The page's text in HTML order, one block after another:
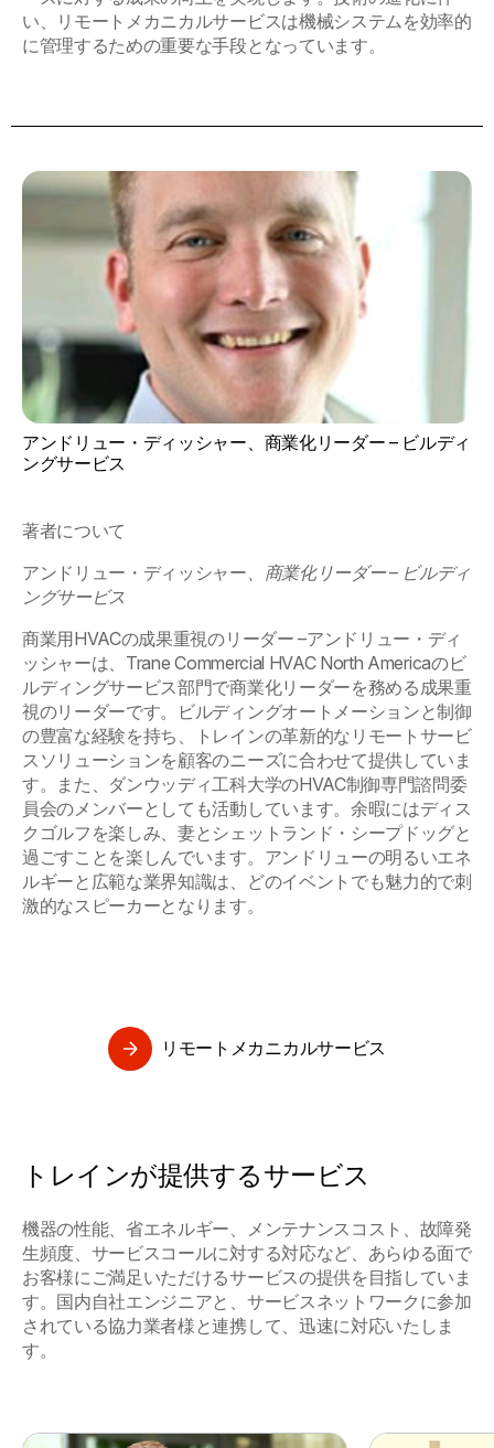
い、リモートメカニカルサービスは機械システムを効率的
に管理するための重要な手段となっています。
アンドリュー・ディッシャー、商業化リーダー – ビルディ
ングサービス
著者について
アンドリュー・ディッシャー、商業化リーダー – ビルディ
ングサービス
商業用HVACの成果重視のリーダー –アンドリュー・ディ
ッシャーは、Trane Commercial HVAC North Americaのビ
ルディングサービス部門で商業化リーダーを務める成果重
視のリーダーです。ビルディングオートメーションと制御
の豊富な経験を持ち、トレインの革新的なリモートサービ
スソリューションを顧客のニーズに合わせて提供していま
す。また、ダンウッディ工科大学のHVAC制御専門諮問委
員会のメンバーとしても活動しています。余暇にはディス
クゴルフを楽しみ、妻とシェットランド・シープドッグと
過ごすことを楽しんでいます。アンドリューの明るいエネ
ルギーと広範な業界知識は、どのイベントでも魅力的で刺
激的なスピーカーとなります。
リモートメカニカルサービス
トレインが提供するサービス
機器の性能、省エネルギー、メンテナンスコスト、故障発
⽣頻度、サービスコールに対する対応など、あらゆる⾯で
お客様にご満⾜いただけるサービスの提供を⽬指していま
す。国内自社エンジニアと、サービスネットワークに参加
されている協力業者様と連携して、迅速に対応いたしま
す。